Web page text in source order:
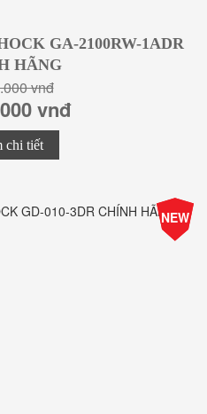
GA-2100RW-1ADR
HÃNG
vnđ
vnđ
chi tiết
-25%
Giá
NEW